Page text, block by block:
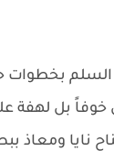
بخطوات
خوفاً بل لهفة
نايا ومعاذ